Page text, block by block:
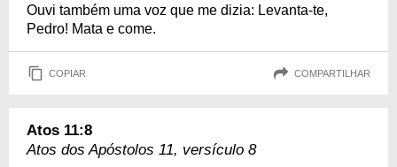
Ouvi também uma voz que me dizia: Levanta-te,
Pedro! Mata e come.
COPIAR COMPARTILHAR
Atos 11:8
Atos dos Apóstolos 11, versículo 8